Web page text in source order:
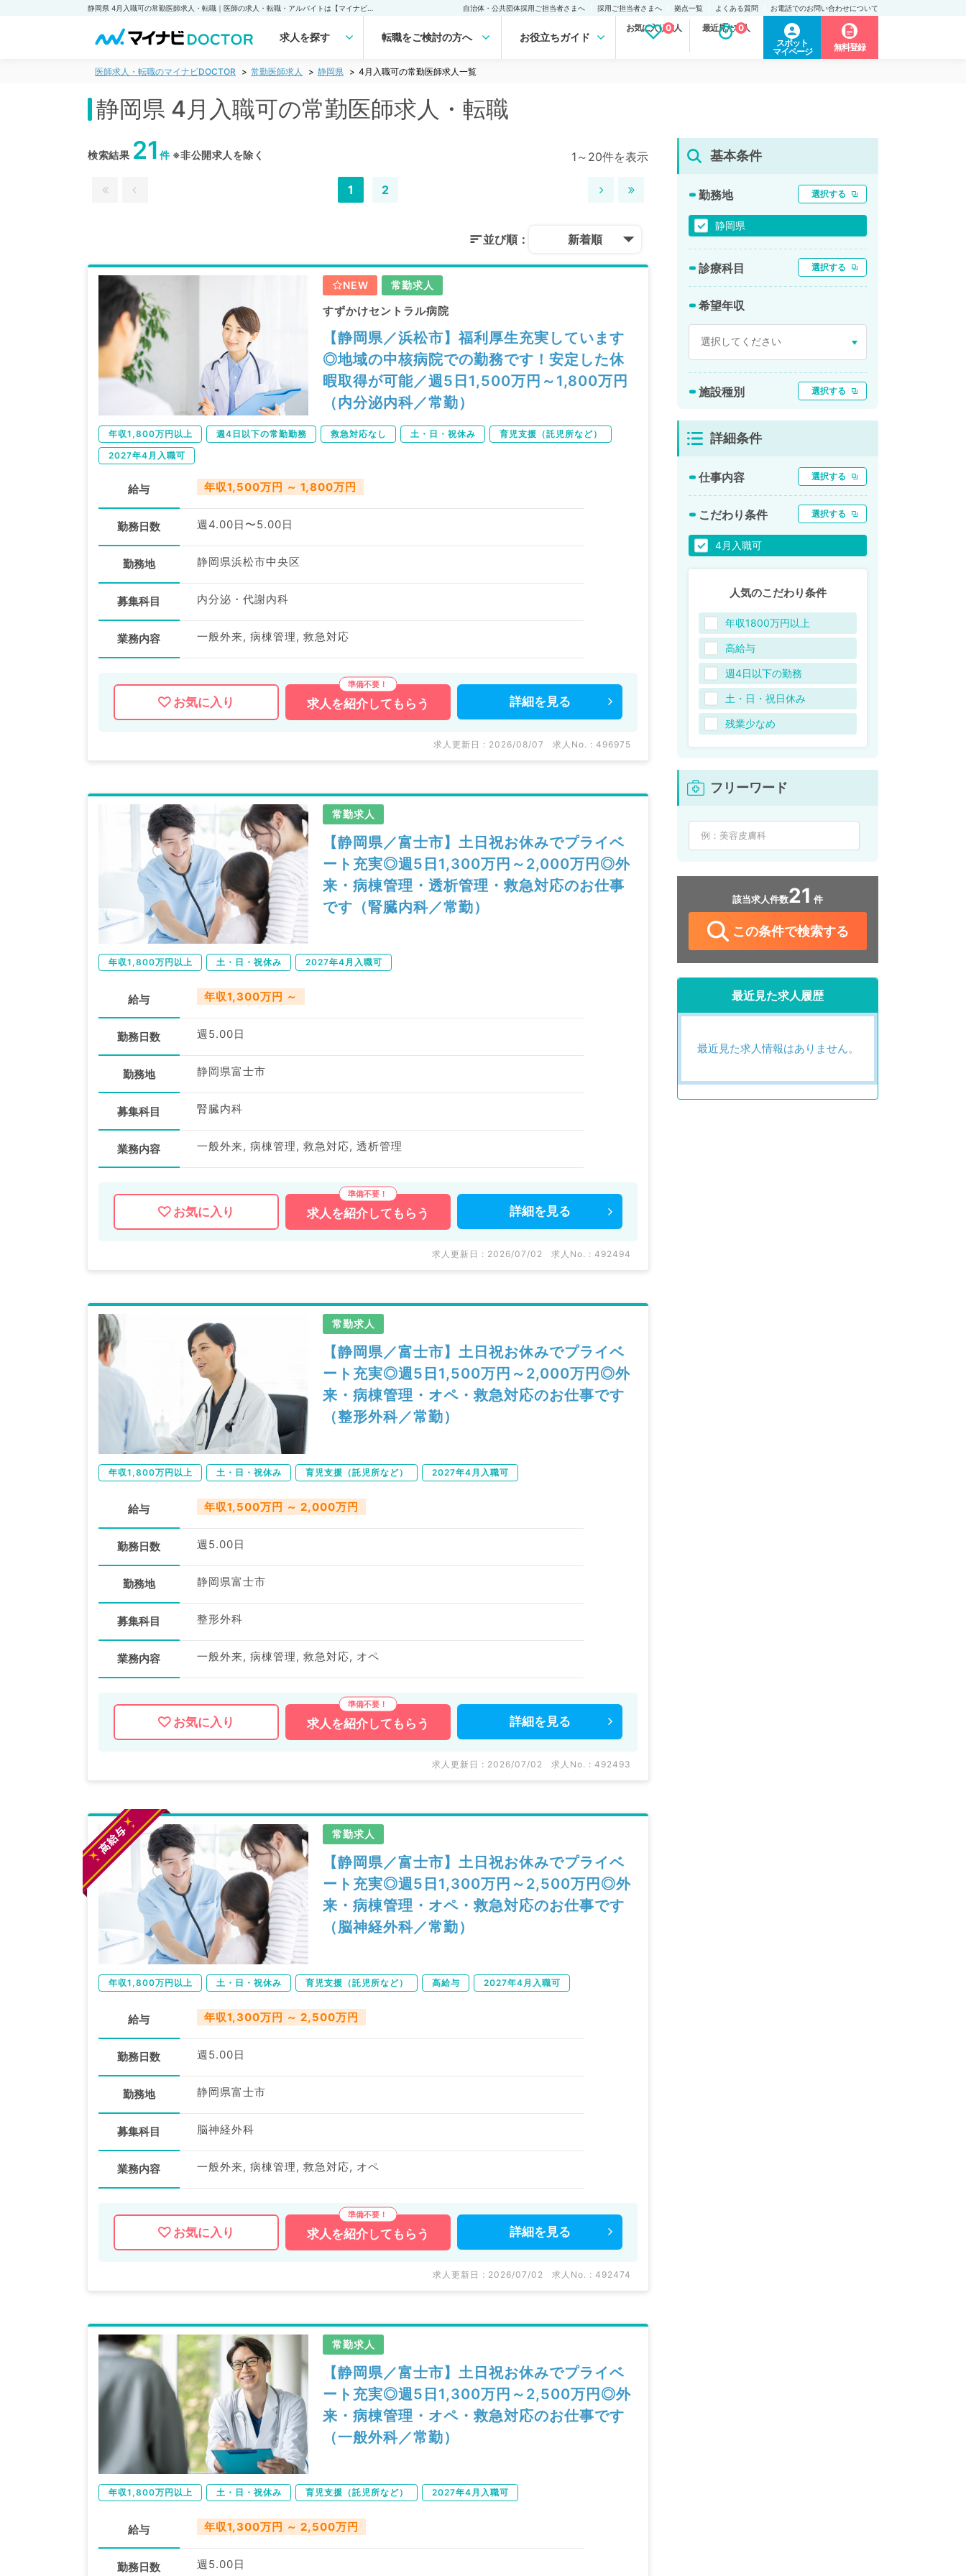
自治体・公共団体採用ご担当者さまへ 採用ご担当者さまへ 拠点一覧 よくある質問 お電話でのお問い合わせについて
求人を探す 転職をご検討の方へ お役立ちガイド
お気に入り求人
0 最近見た求人
0
スポット
マイページ
無料登録
医師求人・転職のマイナビDOCTOR 常勤医師求人 静岡県 4月入職可の常勤医師求人一覧
静岡県 4月入職可の常勤医師求人・転職
検索結果 21 件※非公開求人を除く 1～20件を表示
1 2
並び順： 新着順
NEW 常勤求人
すずかけセントラル病院
【静岡県／浜松市】福利厚生充実しています
◎地域の中核病院での勤務です！安定した休
暇取得が可能／週5日1,500万円～1,800万円
（内分泌内科／常勤）
年収1,800万円以上 週4日以下の常勤勤務 救急対応なし 土・日・祝休み
育児支援（託児所など）
2027年4月入職可
給与 年収1,500万円 ～ 1,800万円
勤務日数 週4.00日〜5.00日
勤務地 静岡県浜松市中央区
募集科目 内分泌・代謝内科
業務内容 一般外来, 病棟管理, 救急対応
お気に入り 求人を紹介してもらう 詳細を 見る
求人更新日 : 2026/08/07 求人No. : 496975
常勤求人
【静岡県／富士市】土日祝お休みでプライベ
ート充実◎週5日1,300万円～2,000万円◎外
来・病棟管理・透析管理・救急対応のお仕事
です（腎臓内科／常勤）
年収1,800万円以上 土・日・祝休み 2027年4月入職可
給与 年収1,300万円 ～
勤務日数 週5.00日
勤務地 静岡県富士市
募集科目 腎臓内科
業務内容 一般外来, 病棟管理, 救急対応, 透析管理
お気に入り 求人を紹介してもらう 詳細を 見る
求人更新日 : 2026/07/02 求人No. : 492494
常勤求人
【静岡県／富士市】土日祝お休みでプライベ
ート充実◎週5日1,500万円～2,000万円◎外
来・病棟管理・オペ・救急対応のお仕事です
（整形外科／常勤）
年収1,800万円以上 土・日・祝休み 育児支援（託児所など） 2027年4月入職可
給与 年収1,500万円 ～ 2,000万円
勤務日数 週5.00日
勤務地 静岡県富士市
募集科目 整形外科
業務内容 一般外来, 病棟管理, 救急対応, オペ
お気に入り 求人を紹介してもらう 詳細を 見る
求人更新日 : 2026/07/02 求人No. : 492493
常勤求人
【静岡県／富士市】土日祝お休みでプライベ
ート充実◎週5日1,300万円～2,500万円◎外
来・病棟管理・オペ・救急対応のお仕事です
（脳神経外科／常勤）
年収1,800万円以上 土・日・祝休み 育児支援（託児所など） 高給与 2027年4月入職可
給与 年収1,300万円 ～ 2,500万円
勤務日数 週5.00日
勤務地 静岡県富士市
募集科目 脳神経外科
業務内容 一般外来, 病棟管理, 救急対応, オペ
お気に入り 求人を紹介してもらう 詳細を 見る
求人更新日 : 2026/07/02 求人No. : 492474
常勤求人
【静岡県／富士市】土日祝お休みでプライベ
ート充実◎週5日1,300万円～2,500万円◎外
来・病棟管理・オペ・救急対応のお仕事です
（一般外科／常勤）
年収1,800万円以上 土・日・祝休み 育児支援（託児所など） 2027年4月入職可
給与 年収1,300万円 ～ 2,500万円
勤務日数 週5.00日
基本条件
勤務地 選択する
静岡県
診療科目 選択する
希望年収
施設種別 選択する
詳細条件
仕事内容 選択する
こだわり条件 選択する
4月入職可
人気のこだわり条件
年収1800万円以上
高給与
週4日以下の勤務
土・日・祝日休み
残業少なめ
フリーワード
該当求人件数21 件
この条件で検索する
最近見た求人履歴
最近見た求人情報はありません。